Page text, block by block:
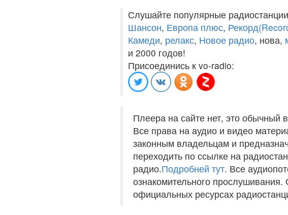
Слушайте популярные
Шансон, Европа плюс,
Камеди, релакс, Новое радио, нова,
и 2000 годов!
Присоединись к vo-radio:
Плеера на сайте нет, это обычный
Все права на аудио и видео
законным владельцам и
переходить по ссылке на
радио.Подробней тут. Все
ознакомительного
официальных ресурсах